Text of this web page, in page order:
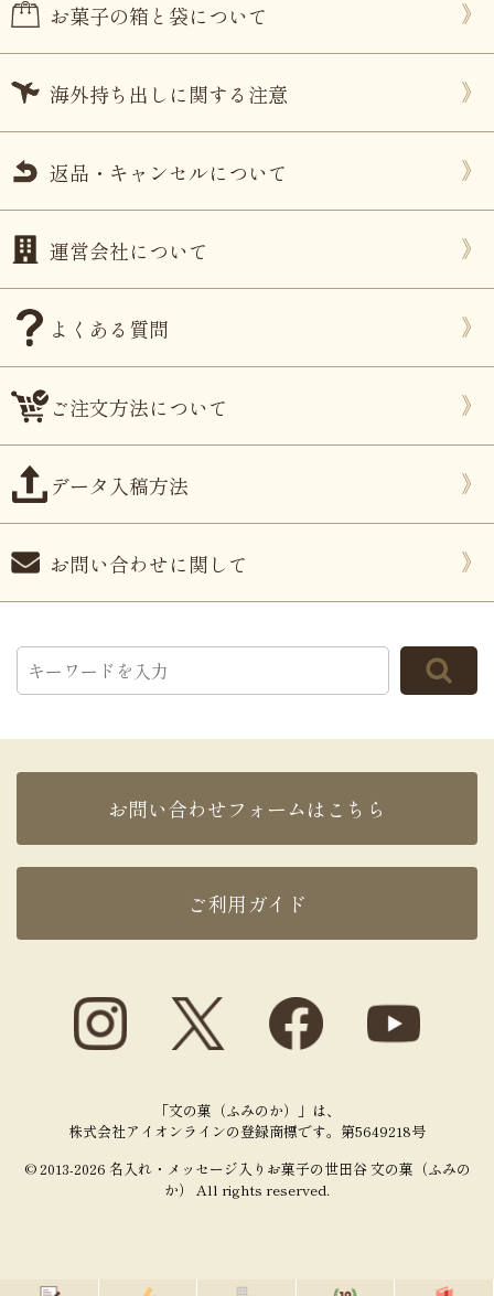
お菓子の箱と袋について
海外持ち出しに関する注意
返品・キャンセルについて
運営会社について
よくある質問
ご注文方法について
データ入稿方法
お問い合わせに関して
お問い合わせフォームはこちら
ご利用ガイド
「文の菓（ふみのか）」は、
株式会社アイオンラインの登録商標です。第5649218号
© 2013-2026 名入れ・メッセージ入りお菓子の世田谷 文の菓（ふみの
か） All rights reserved.